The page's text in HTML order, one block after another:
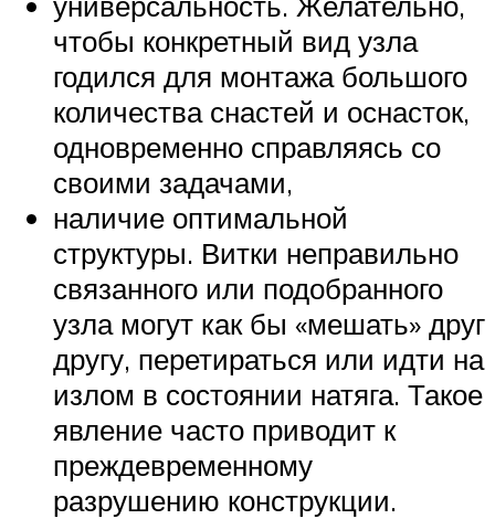
чтобы конкретный вид узла
годился для монтажа большого
количества снастей и оснасток,
одновременно справляясь со
своими задачами,
наличие оптимальной
структуры. Витки неправильно
связанного или подобранного
узла могут как бы «мешать» друг
другу, перетираться или идти на
излом в состоянии натяга. Такое
явление часто приводит к
преждевременному
разрушению конструкции.